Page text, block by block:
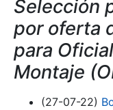
Show/Hide
Selección
por oferta
para
Montaje
(27-07-22)